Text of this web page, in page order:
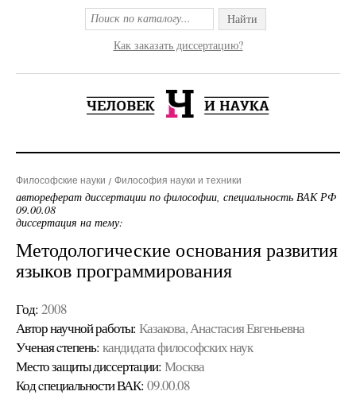
Найти
Как заказать диссертацию?
Философские науки Философия науки и техники
автореферат диссертации по философии, специальность ВАК РФ
09.00.08
диссертация на тему:
Методологические основания развития
языков программирования
Год: 2008
Автор научной работы: Казакова, Анастасия Евгеньевна
Ученая cтепень: кандидата философских наук
Место защиты диссертации: Москва
Код cпециальности ВАК: 09.00.08